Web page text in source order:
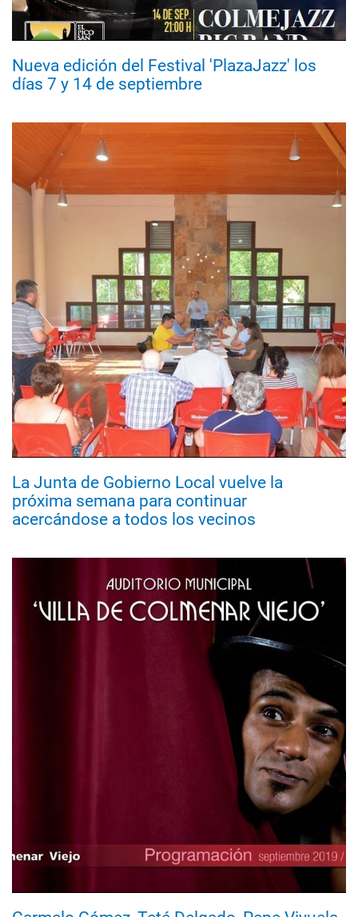
Nueva edición del Festival 'PlazaJazz' los
días 7 y 14 de septiembre
La Junta de Gobierno Local vuelve la
próxima semana para continuar
acercándose a todos los vecinos